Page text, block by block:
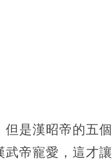
是漢昭帝的五個
帝寵愛，這才讓